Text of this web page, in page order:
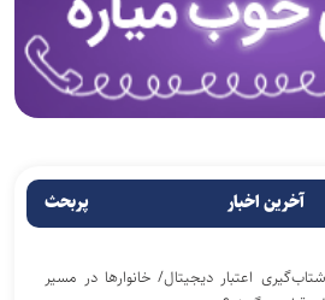
آخرین اخبار پربحث
اعتبار دیجیتال/ خانوار‌ها در مسیر